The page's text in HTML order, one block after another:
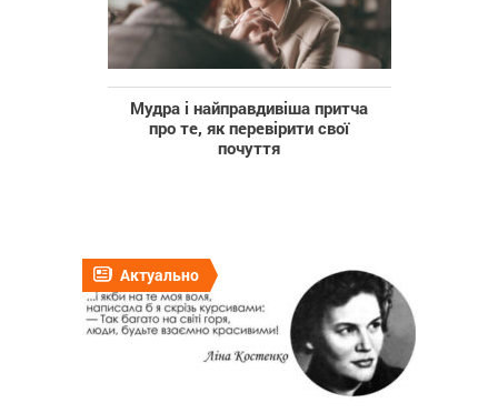
Мудра і найправдивіша притча
про те, як перевірити свої
почуття
Актуально